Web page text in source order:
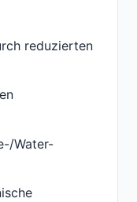
reduzierten
Water-